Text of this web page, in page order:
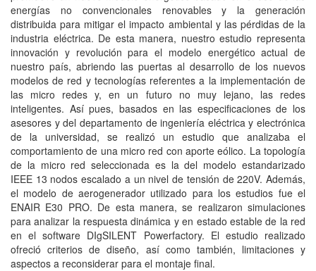
energías no convencionales renovables y la generación
distribuida para mitigar el impacto ambiental y las pérdidas de la
industria eléctrica. De esta manera, nuestro estudio representa
innovación y revolución para el modelo energético actual de
nuestro país, abriendo las puertas al desarrollo de los nuevos
modelos de red y tecnologías referentes a la implementación de
las micro redes y, en un futuro no muy lejano, las redes
inteligentes. Así pues, basados en las especificaciones de los
asesores y del departamento de ingeniería eléctrica y electrónica
de la universidad, se realizó un estudio que analizaba el
comportamiento de una micro red con aporte eólico. La topología
de la micro red seleccionada es la del modelo estandarizado
IEEE 13 nodos escalado a un nivel de tensión de 220V. Además,
el modelo de aerogenerador utilizado para los estudios fue el
ENAIR E30 PRO. De esta manera, se realizaron simulaciones
para analizar la respuesta dinámica y en estado estable de la red
en el software DIgSILENT Powerfactory. El estudio realizado
ofreció criterios de diseño, así como también, limitaciones y
aspectos a reconsiderar para el montaje final.